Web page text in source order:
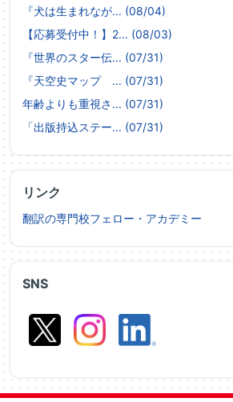
SNS
『犬は生まれなが... (08/04)
【応募受付中！】2... (08/03)
『世界のスター伝... (07/31)
『天空史マップ ... (07/31)
年齢よりも重視さ... (07/31)
「出版持込ステー... (07/31)
リンク
翻訳の専門校フェロー・アカデミー